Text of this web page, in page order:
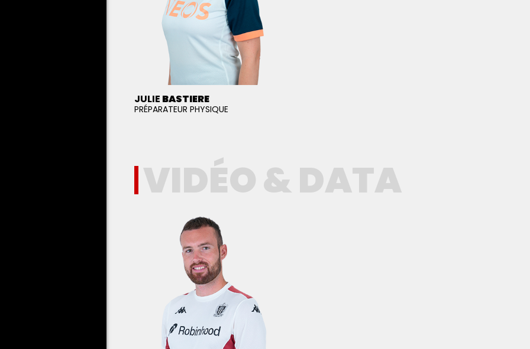
JULIE BASTIERE
PRÉPARATEUR PHYSIQUE
VIDÉO & DATA